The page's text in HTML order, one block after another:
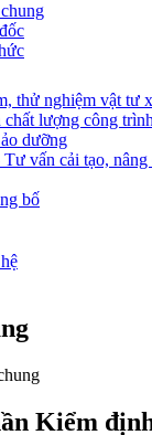
thử nghiệm vật tư
lượng công trình
dưỡng
vấn cải tạo, nâng
bố
Kiểm